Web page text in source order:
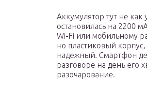
Аккумулятор тут не
остановилась на 2200
Wi-Fi или мобильному
но пластиковый
надежный. Смартфон
разговоре на день его
разочарование.